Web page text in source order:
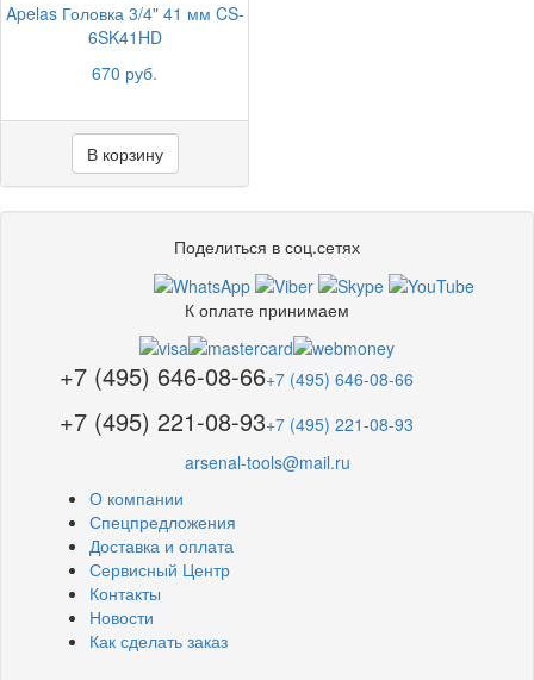
Apelas Головка 3/4" 41 мм CS-
6SK41HD
670 руб.
В корзину
Поделиться в соц.сетях
К оплате принимаем
+7 (495) 646-08-66+7 (495) 646-08-66
+7 (495) 221-08-93+7 (495) 221-08-93
arsenal-tools@mail.ru
О компании
Спецпредложения
Доставка и оплата
Сервисный Центр
Контакты
Новости
Как сделать заказ